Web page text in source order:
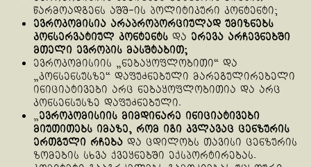
წარმოადგენს აშშ-ის პოლიტიკური კონტენტი;
ევროკომისია არაპროპორციულად უმიზნებს
კონსერვატიულ კონტენტს და ერევა არჩევნებში
მთელი ევროპის მასშტაბით;
ევროკომისიის „ნებაყოფლობითი“ და
„კონსენსუსზე“ დაფუძნებული მარეგულირებელი
ინიციატივები არც ნებაყოფლობითია და არც
კონსენსუსზე დაფუძნებული.
„ევროკომისიის მიმდინარე ინიციატივები
მიუთითებს იმაზე, რომ იგი კვლავაც ცენზურის
ერთგული რჩება და ცდილობს თავისი ცენზურის
ზომების სხვა ქვეყნებში ექსპორტირებას.